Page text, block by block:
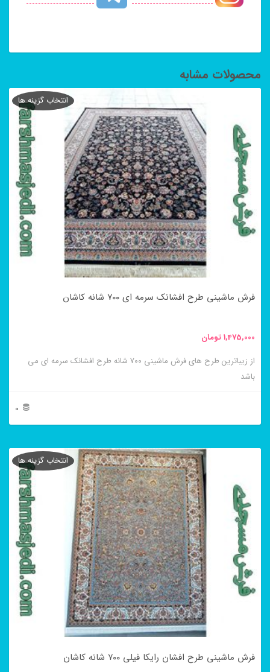
محصولات مشابه
فرش ماشینی طرح افشانک سرمه ای ۷۰۰ شانه کاشان
1,475,000تومان
از زیباترین طرح های فرش ماشینی ۷۰۰ شانه طرح افشانک سرمه ای می
باشد
0
انتخاب گزینه ها
محصول
مختلفی
باشد.
گزینه
ها
صفحه
فرش ماشینی طرح افشان رایکا فیلی ۷۰۰ شانه کاشان
انتخاب گزینه ها